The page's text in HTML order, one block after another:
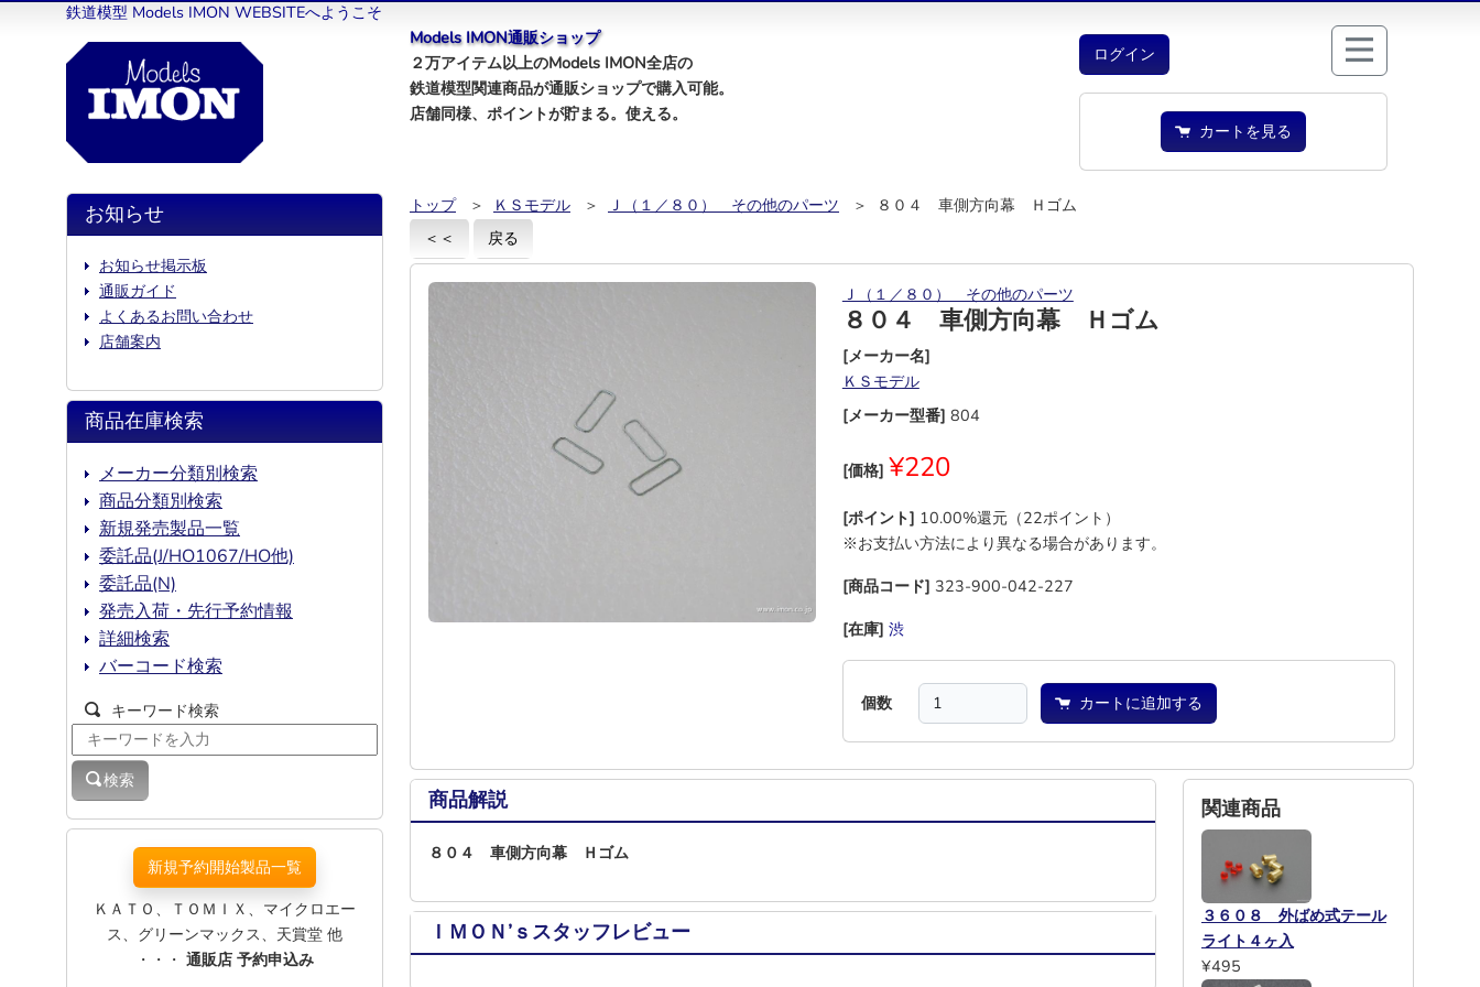
鉄道模型 Models IMON WEBSITEへようこそ
Models IMON通販ショップ
２万アイテム以上のModels IMON全店の
鉄道模型関連商品が通販ショップで購入可能。
店舗同様、ポイントが貯まる。使える。
ログイン
カートを見る
トップ ＞ ＫＳモデル ＞ Ｊ（１／８０） その他のパーツ
＞ ８０４ 車側方向幕 Ｈゴム
＜＜
戻る
Ｊ（１／８０） その他のパーツ
８０４ 車側方向幕 Ｈゴム
[メーカー名]
ＫＳモデル
[メーカー型番] 804
[価格] ¥220
[ポイント] 10.00%還元（22ポイント）
※お支払い方法により異なる場合があります。
[商品コード] 323-900-042-227
[在庫] 渋
個数 カートに追加する
商品解説
８０４ 車側方向幕 Ｈゴム
ＩＭＯＮ’ｓスタッフレビュー
関連商品
３６０８ 外ばめ式テール
ライト４ヶ入
¥495
お知らせ
お知らせ掲示板
通販ガイド
よくあるお問い合わせ
店舗案内
商品在庫検索
メーカー分類別検索
商品分類別検索
新規発売製品一覧
委託品(J/HO1067/HO他)
委託品(N)
発売入荷・先行予約情報
詳細検索
バーコード検索
キーワード検索
検索
新規予約開始製品一覧
ＫＡＴＯ、ＴＯＭＩＸ、マイクロエー
ス、グリーンマックス、天賞堂 他
・・・ 通販店 予約申込み